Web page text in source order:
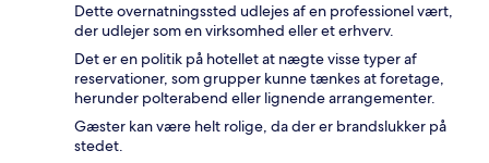
Dette overnatningssted udlejes af en professionel vært,
der udlejer som en virksomhed eller et erhverv.
Det er en politik på hotellet at nægte visse typer af
reservationer, som grupper kunne tænkes at foretage,
herunder polterabend eller lignende arrangementer.
Gæster kan være helt rolige, da der er brandslukker på
stedet.